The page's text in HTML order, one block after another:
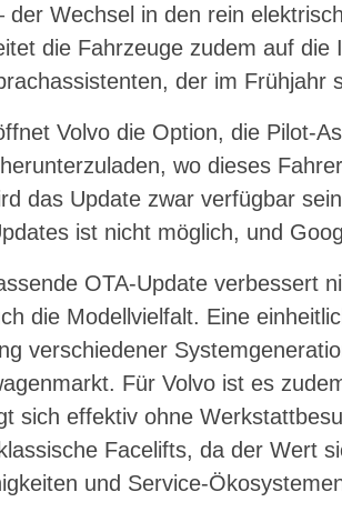
der Wechsel in den rein
die Fahrzeuge zudem auf
der im Frühjahr
Volvo die Option, die Pilot-
wo dieses
das Update zwar verfügbar
ist nicht möglich, und
OTA-Update verbessert
die Modellvielfalt. Eine
verschiedener
Für Volvo ist es
sich effektiv ohne
Facelifts, da der Wert
und Service-